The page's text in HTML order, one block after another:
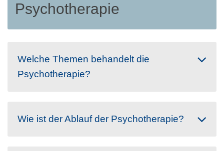
Psychotherapie
Welche Themen behandelt die
Psychotherapie?
Wie ist der Ablauf der Psychotherapie?